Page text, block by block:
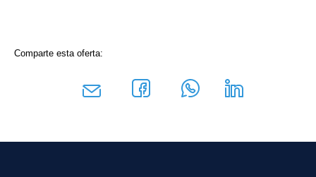
Comparte esta oferta: